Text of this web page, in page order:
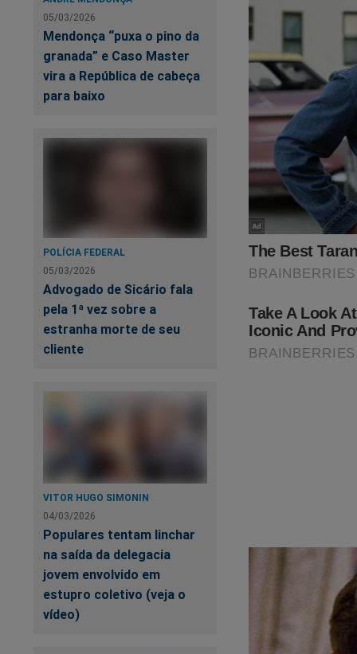
05/03/2026
Mendonça “puxa o pino da
granada” e Caso Master
vira a República de cabeça
para baixo
POLÍCIA FEDERAL
05/03/2026
Advogado de Sicário fala
pela 1ª vez sobre a
estranha morte de seu
cliente
VITOR HUGO SIMONIN
04/03/2026
Populares tentam linchar
na saída da delegacia
jovem envolvido em
estupro coletivo (veja o
vídeo)
investigação
A